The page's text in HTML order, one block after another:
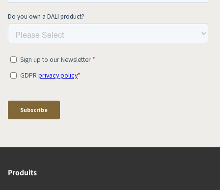
Produits